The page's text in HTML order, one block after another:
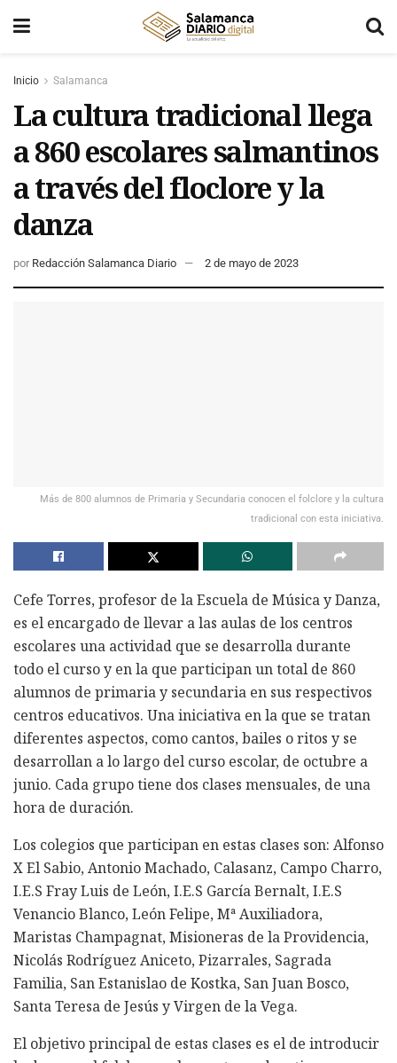
Inicio Salamanca
La cultura tradicional llega
a 860 escolares salmantinos
a través del floclore y la
danza
por Redacción Salamanca Diario 2 de mayo de 2023
Más de 800 alumnos de Primaria y Secundaria conocen el folclore y la cultura
tradicional con esta iniciativa.
Cefe Torres, profesor de la Escuela de Música y Danza,
es el encargado de llevar a las aulas de los centros
escolares una actividad que se desarrolla durante
todo el curso y en la que participan un total de 860
alumnos de primaria y secundaria en sus respectivos
centros educativos. Una iniciativa en la que se tratan
diferentes aspectos, como cantos, bailes o ritos y se
desarrollan a lo largo del curso escolar, de octubre a
junio. Cada grupo tiene dos clases mensuales, de una
hora de duración.
Los colegios que participan en estas clases son: Alfonso
X El Sabio, Antonio Machado, Calasanz, Campo Charro,
I.E.S Fray Luis de León, I.E.S García Bernalt, I.E.S
Venancio Blanco, León Felipe, Mª Auxiliadora,
Maristas Champagnat, Misioneras de la Providencia,
Nicolás Rodríguez Aniceto, Pizarrales, Sagrada
Familia, San Estanislao de Kostka, San Juan Bosco,
Santa Teresa de Jesús y Virgen de la Vega.
El objetivo principal de estas clases es el de introducir